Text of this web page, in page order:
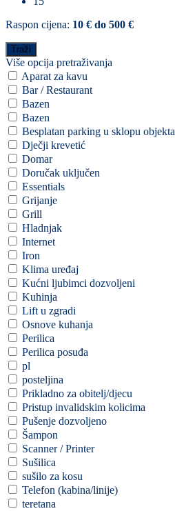
Raspon cijena: 10 € do 500 €
Više opcija pretraživanja
Aparat za kavu
Bar / Restaurant
Bazen
Bazen
Besplatan parking u sklopu objekta
Dječji krevetić
Domar
Doručak uključen
Essentials
Grijanje
Grill
Hladnjak
Internet
Iron
Klima uređaj
Kućni ljubimci dozvoljeni
Kuhinja
Lift u zgradi
Osnove kuhanja
Perilica
Perilica posuđa
pl
posteljina
Prikladno za obitelj/djecu
Pristup invalidskim kolicima
Pušenje dozvoljeno
Šampon
Scanner / Printer
Sušilica
sušilo za kosu
Telefon (kabina/linije)
teretana